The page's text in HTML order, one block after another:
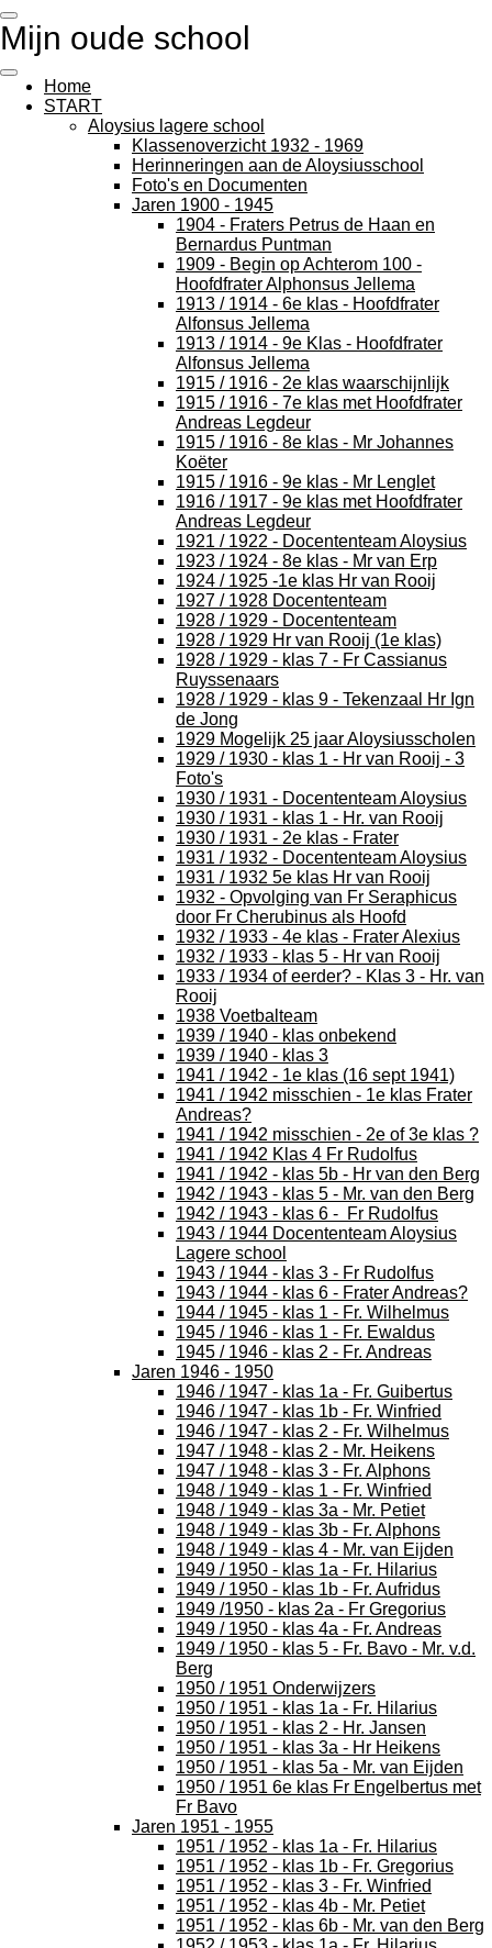
Ga
direct
naar
de
hoofdinhoud
Mijn oude school
Home
START
Aloysius lagere school
Klassenoverzicht 1932 - 1969
Herinneringen aan de Aloysiusschool
Foto's en Documenten
Jaren 1900 - 1945
1904 - Fraters Petrus de Haan en
Bernardus Puntman
1909 - Begin op Achterom 100 -
Hoofdfrater Alphonsus Jellema
1913 / 1914 - 6e klas - Hoofdfrater
Alfonsus Jellema
1913 / 1914 - 9e Klas - Hoofdfrater
Alfonsus Jellema
1915 / 1916 - 2e klas waarschijnlijk
1915 / 1916 - 7e klas met Hoofdfrater
Andreas Legdeur
1915 / 1916 - 8e klas - Mr Johannes
Koëter
1915 / 1916 - 9e klas - Mr Lenglet
1916 / 1917 - 9e klas met Hoofdfrater
Andreas Legdeur
1921 / 1922 - Docententeam Aloysius
1923 / 1924 - 8e klas - Mr van Erp
1924 / 1925 -1e klas Hr van Rooij
1927 / 1928 Docententeam
1928 / 1929 - Docententeam
1928 / 1929 Hr van Rooij (1e klas)
1928 / 1929 - klas 7 - Fr Cassianus
Ruyssenaars
1928 / 1929 - klas 9 - Tekenzaal Hr Ign
de Jong
1929 Mogelijk 25 jaar Aloysiusscholen
1929 / 1930 - klas 1 - Hr van Rooij - 3
Foto's
1930 / 1931 - Docententeam Aloysius
1930 / 1931 - klas 1 - Hr. van Rooij
1930 / 1931 - 2e klas - Frater
1931 / 1932 - Docententeam Aloysius
1931 / 1932 5e klas Hr van Rooij
1932 - Opvolging van Fr Seraphicus
door Fr Cherubinus als Hoofd
1932 / 1933 - 4e klas - Frater Alexius
1932 / 1933 - klas 5 - Hr van Rooij
1933 / 1934 of eerder? - Klas 3 - Hr. van
Rooij
1938 Voetbalteam
1939 / 1940 - klas onbekend
1939 / 1940 - klas 3
1941 / 1942 - 1e klas (16 sept 1941)
1941 / 1942 misschien - 1e klas Frater
Andreas?
1941 / 1942 misschien - 2e of 3e klas ?
1941 / 1942 Klas 4 Fr Rudolfus
1941 / 1942 - klas 5b - Hr van den Berg
1942 / 1943 - klas 5 - Mr. van den Berg
1942 / 1943 - klas 6 - Fr Rudolfus
1943 / 1944 Docententeam Aloysius
Lagere school
1943 / 1944 - klas 3 - Fr Rudolfus
1943 / 1944 - klas 6 - Frater Andreas?
1944 / 1945 - klas 1 - Fr. Wilhelmus
1945 / 1946 - klas 1 - Fr. Ewaldus
1945 / 1946 - klas 2 - Fr. Andreas
Jaren 1946 - 1950
1946 / 1947 - klas 1a - Fr. Guibertus
1946 / 1947 - klas 1b - Fr. Winfried
1946 / 1947 - klas 2 - Fr. Wilhelmus
1947 / 1948 - klas 2 - Mr. Heikens
1947 / 1948 - klas 3 - Fr. Alphons
1948 / 1949 - klas 1 - Fr. Winfried
1948 / 1949 - klas 3a - Mr. Petiet
1948 / 1949 - klas 3b - Fr. Alphons
1948 / 1949 - klas 4 - Mr. van Eijden
1949 / 1950 - klas 1a - Fr. Hilarius
1949 / 1950 - klas 1b - Fr. Aufridus
1949 /1950 - klas 2a - Fr Gregorius
1949 / 1950 - klas 4a - Fr. Andreas
1949 / 1950 - klas 5 - Fr. Bavo - Mr. v.d.
Berg
1950 / 1951 Onderwijzers
1950 / 1951 - klas 1a - Fr. Hilarius
1950 / 1951 - klas 2 - Hr. Jansen
1950 / 1951 - klas 3a - Hr Heikens
1950 / 1951 - klas 5a - Mr. van Eijden
1950 / 1951 6e klas Fr Engelbertus met
Fr Bavo
Jaren 1951 - 1955
1951 / 1952 - klas 1a - Fr. Hilarius
1951 / 1952 - klas 1b - Fr. Gregorius
1951 / 1952 - klas 3 - Fr. Winfried
1951 / 1952 - klas 4b - Mr. Petiet
1951 / 1952 - klas 6b - Mr. van den Berg